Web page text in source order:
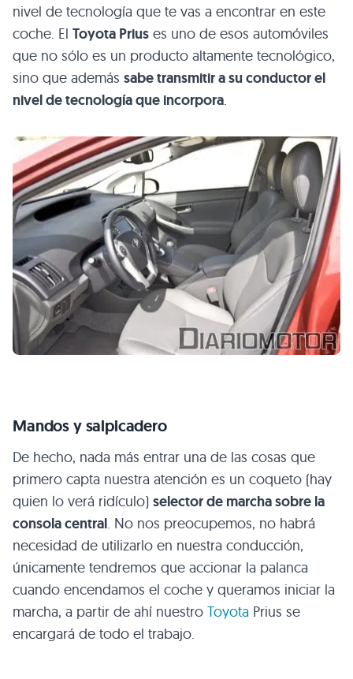
nivel de tecnología que te vas a encontrar en este
coche. El Toyota Prius es uno de esos automóviles
que no sólo es un producto altamente tecnológico,
sino que además sabe transmitir a su conductor el
nivel de tecnología que incorpora.
Mandos y salpicadero
De hecho, nada más entrar una de las cosas que
primero capta nuestra atención es un coqueto (hay
quien lo verá ridículo) selector de marcha sobre la
consola central. No nos preocupemos, no habrá
necesidad de utilizarlo en nuestra conducción,
únicamente tendremos que accionar la palanca
cuando encendamos el coche y queramos iniciar la
marcha, a partir de ahí nuestro Toyota Prius se
encargará de todo el trabajo.